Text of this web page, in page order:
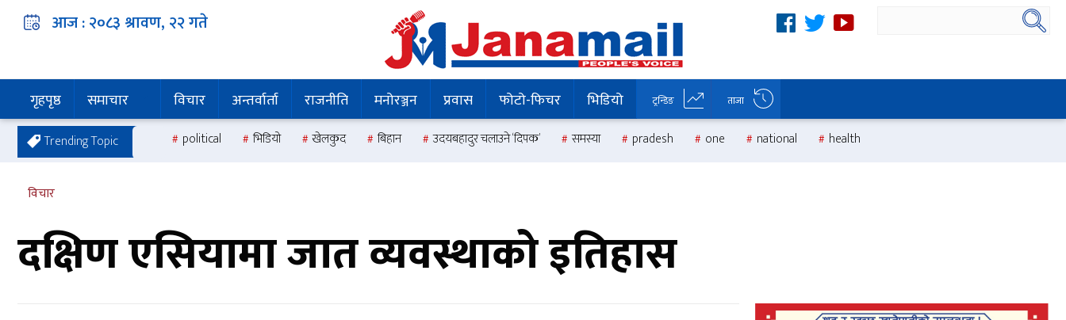
आज :२०८३ श्रावण, २२गते
गृहपृष्ठ समाचार विचार अन्तर्वार्ता राजनीति मनोरञ्जन प्रवास फोटो-फिचर भिडियो ट्रन्डिङ ताजा
Trending Topic political भिडियो खेलकुद बिहान उदयबहादुर चलाउने ‘दिपक’ समस्या pradesh one national health
विचार
दक्षिण एसियामा जात व्यवस्थाको इतिहास